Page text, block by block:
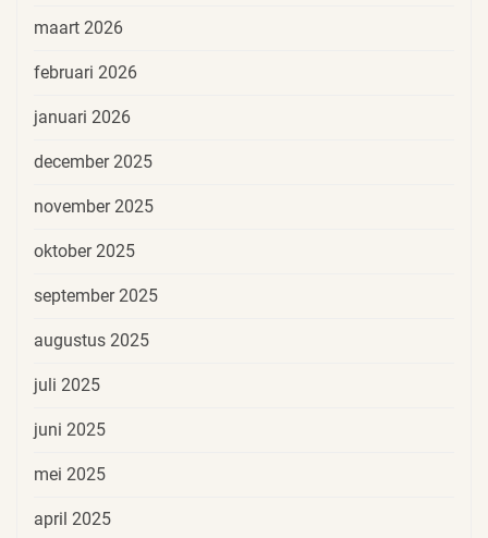
maart 2026
februari 2026
januari 2026
december 2025
november 2025
oktober 2025
september 2025
augustus 2025
juli 2025
juni 2025
mei 2025
april 2025